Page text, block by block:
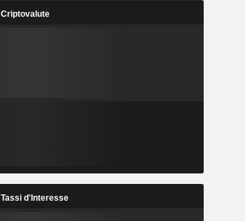
Criptovalute
Tassi d'Interesse